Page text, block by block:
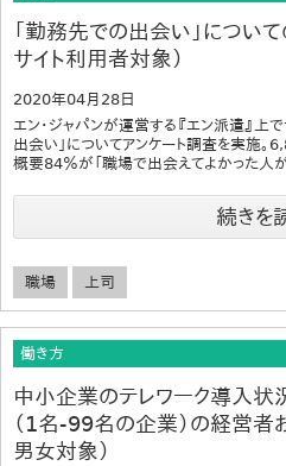
「勤務先での出会い」につい
サイト利用者対象）
2020年04月28日
エン・ジャパンが運営する『エン派遣』上
出会い」についてアンケート調査を実施
概要84％が「職場で出会えてよかった人
続きを
職場 上司
働き方
中小企業のテレワーク導入状
（1名-99名の企業）の経営
男女対象）